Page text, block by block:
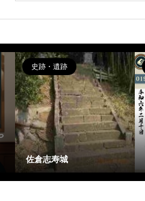
史跡・遺跡
佐倉志寿城